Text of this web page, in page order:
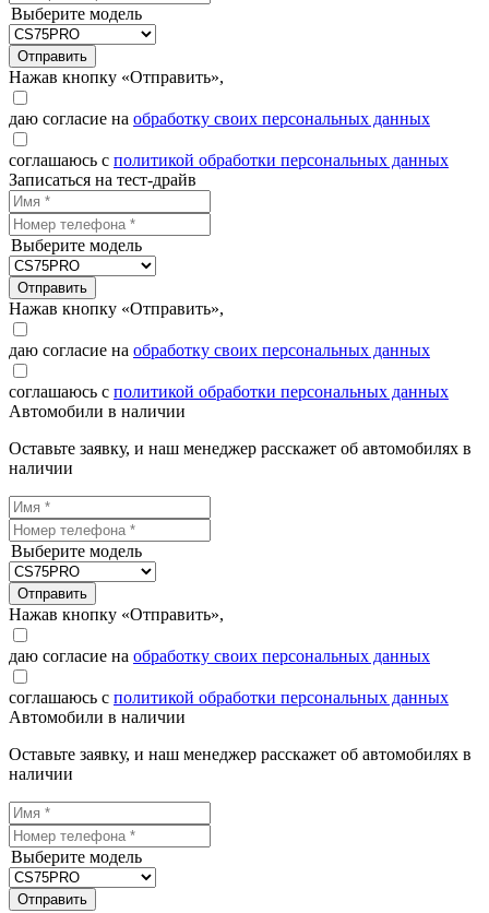
Выберите модель
Отправить
Нажав кнопку «Отправить»,
даю согласие на обработку своих персональных данных
соглашаюсь с политикой обработки персональных данных
Записаться на тест-драйв
Выберите модель
Отправить
Нажав кнопку «Отправить»,
даю согласие на обработку своих персональных данных
соглашаюсь с политикой обработки персональных данных
Автомобили в наличии
Оставьте заявку, и наш менеджер расскажет об автомобилях в
наличии
Выберите модель
Отправить
Нажав кнопку «Отправить»,
даю согласие на обработку своих персональных данных
соглашаюсь с политикой обработки персональных данных
Автомобили в наличии
Оставьте заявку, и наш менеджер расскажет об автомобилях в
наличии
Выберите модель
Отправить